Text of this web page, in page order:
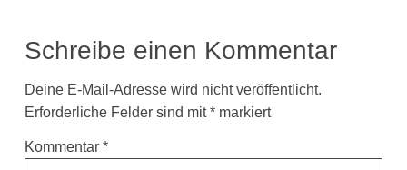
Schreibe einen Kommentar
Deine E-Mail-Adresse wird nicht veröffentlicht.
Erforderliche Felder sind mit*markiert
Kommentar *